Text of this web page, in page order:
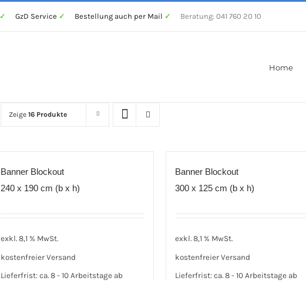
✓ GzD Service ✓ Bestellung auch per Mail ✓ Beratung: 041 760 20 10
Home
Zeige 16 Produkte
Banner Blockout
240 x 190 cm (b x h)
exkl. 8,1 % MwSt.
kostenfreier Versand
Lieferfrist: ca. 8 - 10 Arbeitstage ab
Banner Blockout
300 x 125 cm (b x h)
exkl. 8,1 % MwSt.
kostenfreier Versand
Lieferfrist: ca. 8 - 10 Arbeitstage ab